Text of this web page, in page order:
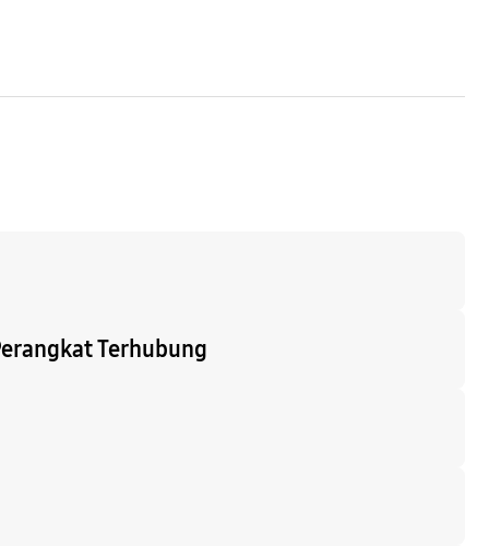
Terhubung